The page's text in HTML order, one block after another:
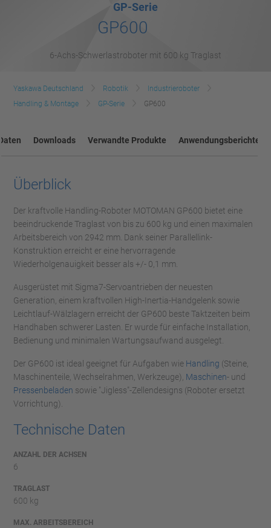
GP-Serie
GP600
6-Achs-Schwerlastroboter mit 600 kg Traglast
Yaskawa Deutschland Robotik
Industrieroboter
Handling & Montage
GP-Serie GP600
Downloads Verwandte Produkte Anwendungsberichte
Überblick
Der kraftvolle Handling-Roboter MOTOMAN GP600 bietet eine
beeindruckende Traglast von bis zu 600 kg und einen maximalen
Arbeitsbereich von 2942 mm. Dank seiner Parallellink-
Konstruktion erreicht er eine hervorragende
Wiederholgenauigkeit besser als +/- 0,1 mm.
Ausgerüstet mit Sigma7-Servoantrieben der neuesten
Generation, einem kraftvollen High-Inertia-Handgelenk sowie
Leichtlauf-Wälzlagern erreicht der GP600 beste Taktzeiten beim
Handhaben schwerer Lasten. Er wurde für einfache Installation,
Bedienung und minimalen Wartungsaufwand ausgelegt.
Der GP600 ist ideal geeignet für Aufgaben wie Handling (Steine,
Maschinenteile, Wechselrahmen, Werkzeuge), Maschinen- und
Pressenbeladen sowie "Jigless"-Zellendesigns (Roboter ersetzt
Vorrichtung).
Technische Daten
ANZAHL DER ACHSEN
6
TRAGLAST
600 kg
MAX. ARBEITSBEREICH